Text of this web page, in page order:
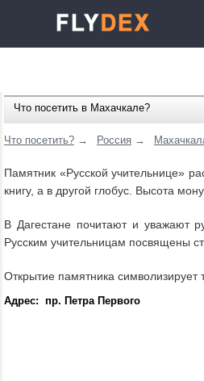
Что посетить в Махачкале?
Что посетить? → Россия →
Памятник «Русской учительнице»
книгу, а в другой глобус. Высота
В Дагестане почитают и уважают
Русским учительницам посвящены
Открытие памятника символизирует
Адрес: пр. Петра Первого